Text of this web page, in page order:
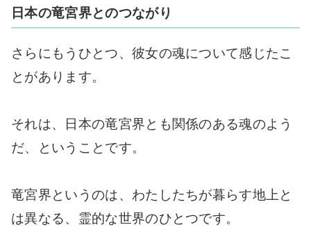
日本の竜宮界とのつながり
さらにもうひとつ、彼女の魂について感じたこ
とがあります。
それは、日本の竜宮界とも関係のある魂のよう
だ、ということです。
竜宮界というのは、わたしたちが暮らす地上と
は異なる、霊的な世界のひとつです。